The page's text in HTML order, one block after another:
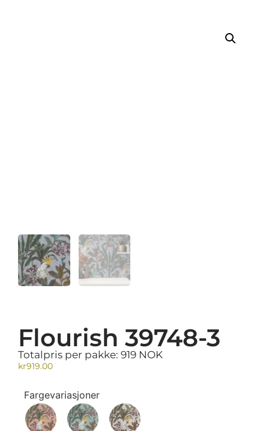
Flourish 39748-3
Totalpris per pakke: 919 NOK
kr919.00
Fargevariasjoner